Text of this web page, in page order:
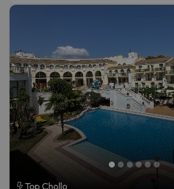
Top Chollo